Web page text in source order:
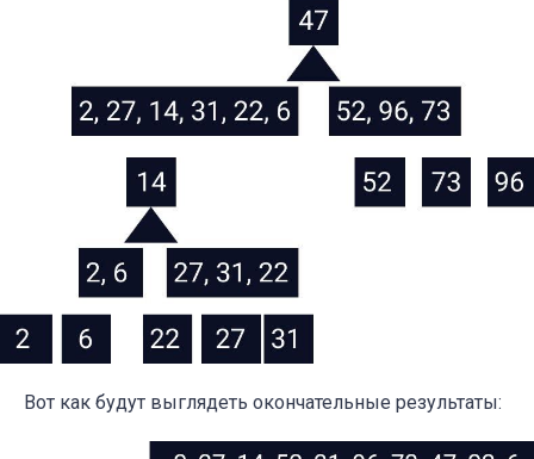
Вот как будут выглядеть окончательные результаты: